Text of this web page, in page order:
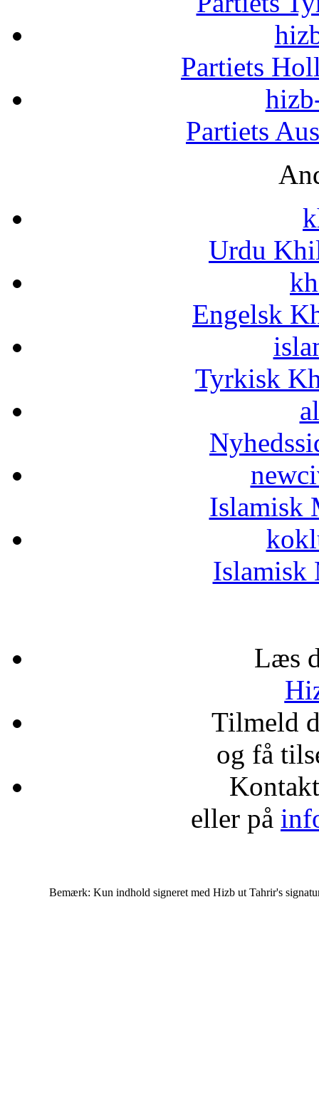
Partiets
Partiets
Urdu
Engelsk
Tyrkisk
Islamisk
Islamisk
Læs
Tilmeld
og få
eller på
Bemærk: Kun indhold signeret med Hizb ut Tahrir's